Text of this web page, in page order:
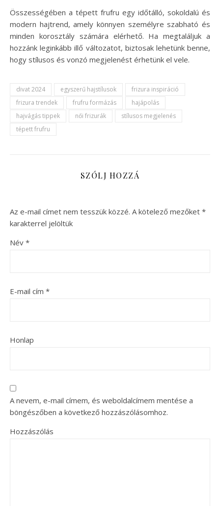
Összességében a tépett frufru egy időtálló, sokoldalú és
modern hajtrend, amely könnyen személyre szabható és
minden korosztály számára elérhető. Ha megtaláljuk a
hozzánk leginkább illő változatot, biztosak lehetünk benne,
hogy stílusos és vonzó megjelenést érhetünk el vele.
divat 2024 egyszerű hajstílusok
frizura inspiráció
frizura trendek
frufru formázás
hajápolás
hajvágás tippek
női frizurák
stílusos megjelenés
tépett frufru
SZÓLJ HOZZÁ
Az e-mail címet nem tesszük közzé. A kötelező mezőket *
karakterrel jelöltük
Név *
E-mail cím *
Honlap
A nevem, e-mail címem, és weboldalcímem mentése a
böngészőben a következő hozzászólásomhoz.
Hozzászólás